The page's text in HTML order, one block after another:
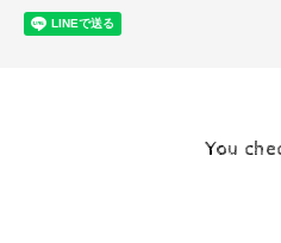
You